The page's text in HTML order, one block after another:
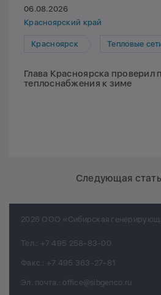
06.08.2026
Красноярский край
Красноярск Тепловые
Глава Красноярска проверил
теплоснабжения к зиме
Следующая
2026 ООО «Сибирская
Тел.: +7 495 258-83-00
Факс.: +7 495 363-27-81
Эл. почта.: office@sibgenco.ru